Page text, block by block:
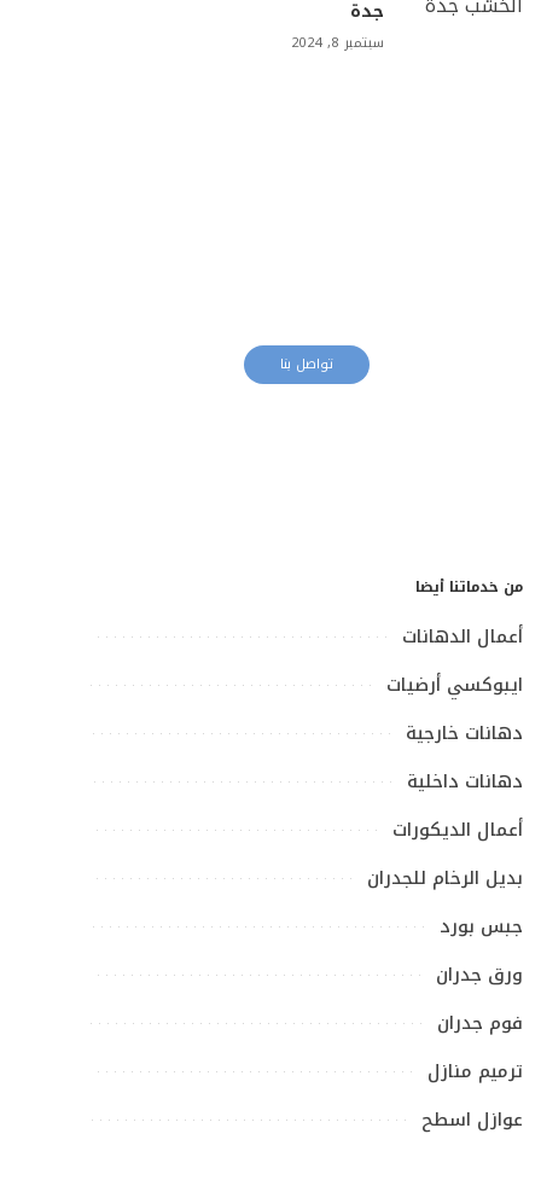
جدة
سبتمبر 8, 2024
تواصل بنا
من خدماتنا أيضا
أعمال الدهانات
ايبوكسي أرضيات
دهانات خارجية
دهانات داخلية
أعمال الديكورات
بديل الرخام للجدران
جبس بورد
ورق جدران
فوم جدران
ترميم منازل
عوازل اسطح